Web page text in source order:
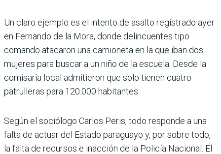
Un claro ejemplo es el intento de asalto registrado ayer
en Fernando de la Mora, donde delincuentes tipo
comando atacaron una camioneta en la que iban dos
mujeres para buscar a un niño de la escuela. Desde la
comisaría local admitieron que solo tienen cuatro
patrulleras para 120.000 habitantes.
Según el sociólogo Carlos Peris, todo responde a una
falta de actuar del Estado paraguayo y, por sobre todo,
la falta de recursos e inacción de la Policía Nacional. El